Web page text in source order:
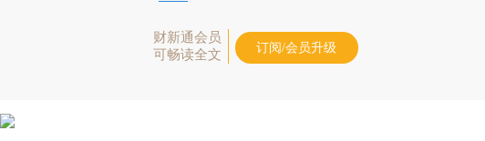
财新通会员
可畅读全文
订阅/会员升级